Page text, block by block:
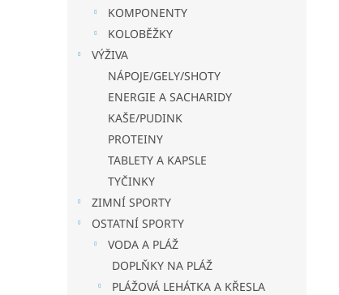
KOMPONENTY
KOLOBĚŽKY
VÝŽIVA
NÁPOJE/GELY/SHOTY
ENERGIE A SACHARIDY
KAŠE/PUDINK
PROTEINY
TABLETY A KAPSLE
TYČINKY
ZIMNÍ SPORTY
OSTATNÍ SPORTY
VODA A PLÁŽ
DOPLŇKY NA PLÁŽ
PLÁŽOVÁ LEHÁTKA A KŘESLA